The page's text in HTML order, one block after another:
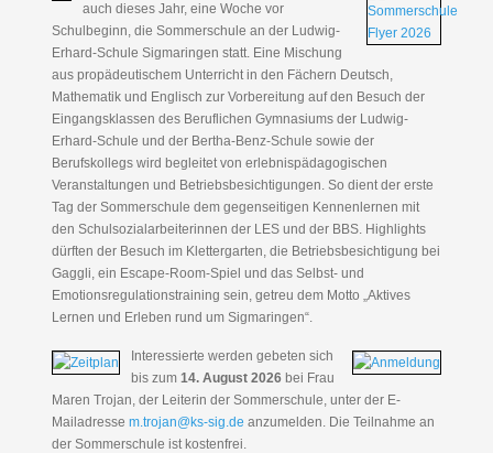
auch dieses Jahr, eine Woche vor
Schulbeginn, die Sommerschule an der Ludwig-
Erhard-Schule Sigmaringen statt. Eine Mischung
aus propädeutischem Unterricht in den Fächern Deutsch,
Mathematik und Englisch zur Vorbereitung auf den Besuch der
Eingangsklassen des Beruflichen Gymnasiums der Ludwig-
Erhard-Schule und der Bertha-Benz-Schule sowie der
Berufskollegs wird begleitet von erlebnispädagogischen
Veranstaltungen und Betriebsbesichtigungen. So dient der erste
Tag der Sommerschule dem gegenseitigen Kennenlernen mit
den Schulsozialarbeiterinnen der LES und der BBS. Highlights
dürften der Besuch im Klettergarten, die Betriebsbesichtigung bei
Gaggli, ein Escape-Room-Spiel und das Selbst- und
Emotionsregulationstraining sein, getreu dem Motto „Aktives
Lernen und Erleben rund um Sigmaringen“.
Interessierte werden gebeten sich
bis zum 14. August 2026bei Frau
Maren Trojan, der Leiterin der Sommerschule, unter der E-
Mailadresse m.trojan@ks-sig.de anzumelden. Die Teilnahme an
der Sommerschule ist kostenfrei.